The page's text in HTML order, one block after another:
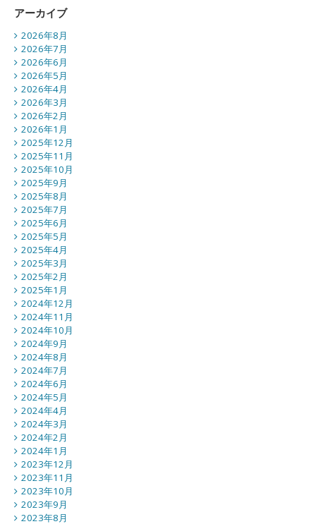
アーカイブ
2026年8月
2026年7月
2026年6月
2026年5月
2026年4月
2026年3月
2026年2月
2026年1月
2025年12月
2025年11月
2025年10月
2025年9月
2025年8月
2025年7月
2025年6月
2025年5月
2025年4月
2025年3月
2025年2月
2025年1月
2024年12月
2024年11月
2024年10月
2024年9月
2024年8月
2024年7月
2024年6月
2024年5月
2024年4月
2024年3月
2024年2月
2024年1月
2023年12月
2023年11月
2023年10月
2023年9月
2023年8月